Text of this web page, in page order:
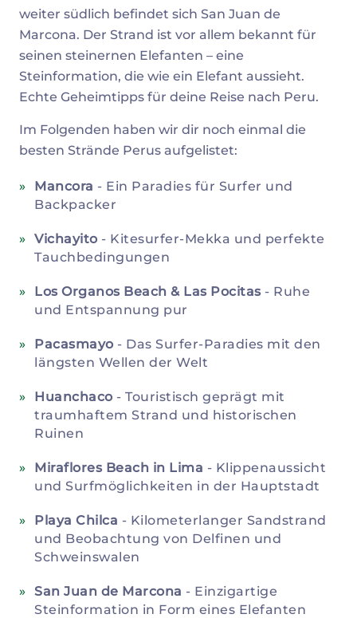
weiter südlich befindet sich San Juan de
Marcona. Der Strand ist vor allem bekannt für
seinen steinernen Elefanten – eine
Steinformation, die wie ein Elefant aussieht.
Echte Geheimtipps für deine Reise nach Peru.
Im Folgenden haben wir dir noch einmal die
besten Strände Perus aufgelistet:
Mancora - Ein Paradies für Surfer und
Backpacker
Vichayito - Kitesurfer-Mekka und perfekte
Tauchbedingungen
Los Organos Beach & Las Pocitas- Ruhe
und Entspannung pur
Pacasmayo - Das Surfer-Paradies mit den
längsten Wellen der Welt
Huanchaco - Touristisch geprägt mit
traumhaftem Strand und historischen
Ruinen
Miraflores Beach in Lima - Klippenaussicht
und Surfmöglichkeiten in der Hauptstadt
Playa Chilca - Kilometerlanger Sandstrand
und Beobachtung von Delfinen und
Schweinswalen
San Juan de Marcona - Einzigartige
Steinformation in Form eines Elefanten